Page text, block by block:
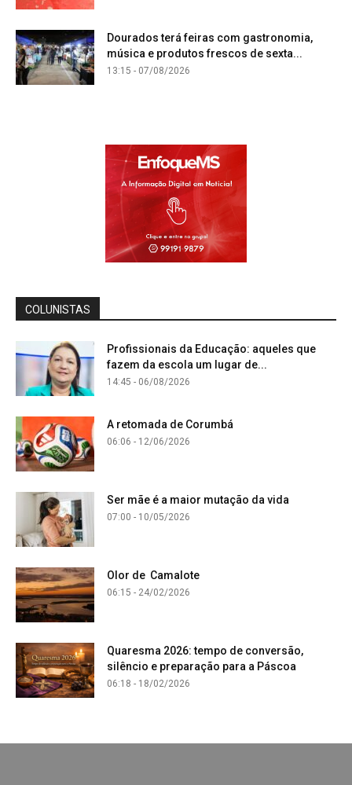
Dourados terá feiras com gastronomia,
música e produtos frescos de sexta...
13:15 - 07/08/2026
COLUNISTAS
Profissionais da Educação: aqueles que
fazem da escola um lugar de...
14:45 - 06/08/2026
A retomada de Corumbá
06:06 - 12/06/2026
Ser mãe é a maior mutação da vida
07:00 - 10/05/2026
Olor de Camalote
06:15 - 24/02/2026
Quaresma 2026: tempo de conversão,
silêncio e preparação para a Páscoa
06:18 - 18/02/2026